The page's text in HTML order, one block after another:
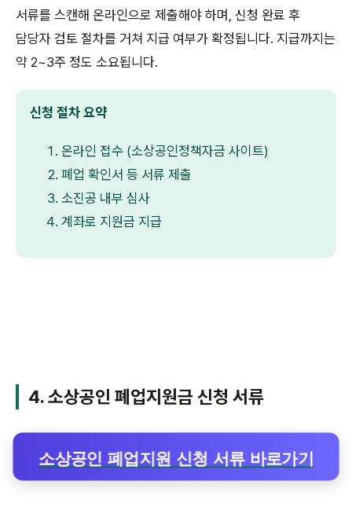
서류를 스캔해 온라인으로 제출해야 하며, 신청 완료 후
담당자 검토 절차를 거쳐 지급 여부가 확정됩니다. 지급까지는
약 2~3주 정도 소요됩니다.
신청 절차 요약
온라인 접수 (소상공인정책자금 사이트)
폐업 확인서 등 서류 제출
소진공 내부 심사
계좌로 지원금 지급
4. 소상공인 폐업지원금 신청 서류
소상공인 폐업지원 신청 서류 바로가기